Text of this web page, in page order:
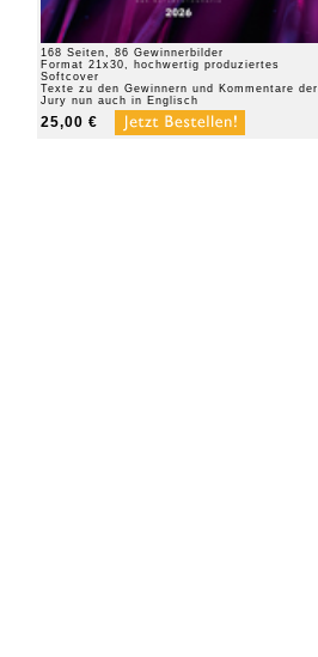
168 Seiten, 86 Gewinnerbilder
Format 21x30, hochwertig produziertes
Softcover
Texte zu den Gewinnern und Kommentare der
Jury nun auch in Englisch
25,00 €